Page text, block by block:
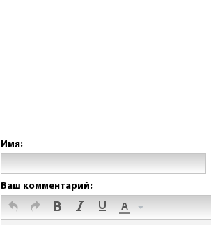
Имя:
Ваш комментарий: